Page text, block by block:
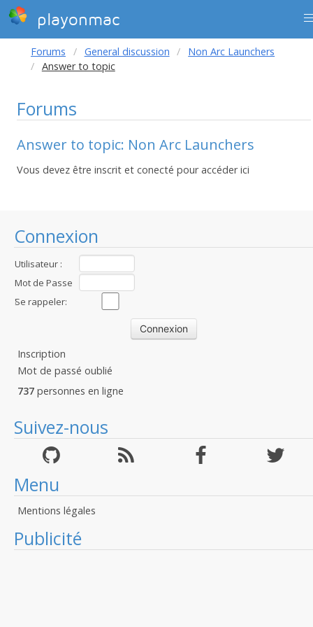
playonmac
Connexion
Utilisateur :
Mot de Passe
:Se rappeler:
Inscription
Mot de passé oublié
737 personnes en ligne
Suivez-nous
Menu
Mentions légales
Publicité
Forums General discussion
Non Arc Launchers
Answer to topic
Forums
Answer to topic: Non Arc Launchers
Vous devez être inscrit et conecté pour accéder ici